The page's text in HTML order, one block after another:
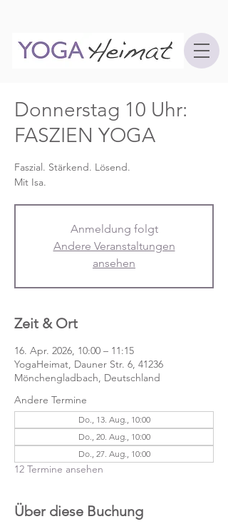
Donnerstag 10 Uhr:
FASZIEN YOGA
Faszial. Stärkend. Lösend.
Mit Isa.
Anmeldung folgt
Andere Veranstaltungen
ansehen
Zeit & Ort
16. Apr. 2026, 10:00 – 11:15
YogaHeimat, Dauner Str. 6, 41236
Mönchengladbach, Deutschland
Andere Termine
Do., 13. Aug., 10:00
Do., 20. Aug., 10:00
Do., 27. Aug., 10:00
12 Termine ansehen
Über diese Buchung